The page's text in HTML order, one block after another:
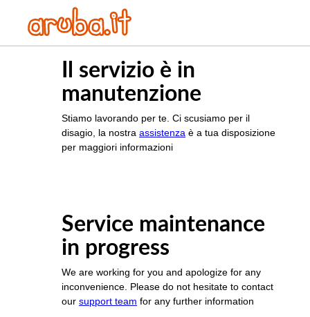
Il servizio è in
manutenzione
Stiamo lavorando per te. Ci scusiamo per il
disagio, la nostra assistenza è a tua disposizione
per maggiori informazioni
Service maintenance
in progress
We are working for you and apologize for any
inconvenience. Please do not hesitate to contact
our support team for any further information